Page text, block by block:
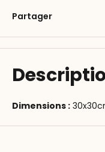
Partager
Dimensions :